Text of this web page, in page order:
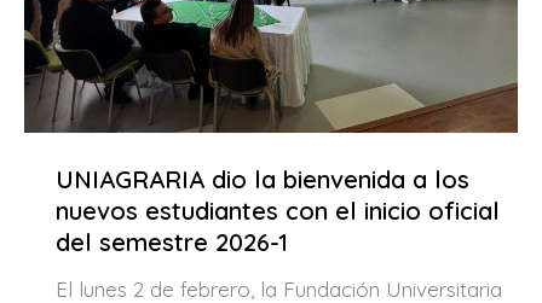
UNIAGRARIA dio la bienvenida a los
nuevos estudiantes con el inicio oficial
del semestre 2026-1
El lunes 2 de febrero, la Fundación Universitaria